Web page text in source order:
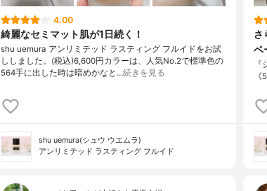
4.00
綺麗なセミマット肌が1日続く！
shu uemura アンリミテッド ラスティング フルイドをお試
ししました。(税込)6,600円カラーは、人気No.2で標準色の
564手に出した時は暗めかなと…続きを見る
shu uemura(シュウ ウエムラ)
アンリミテッド ラスティング フルイド
さ
ベ